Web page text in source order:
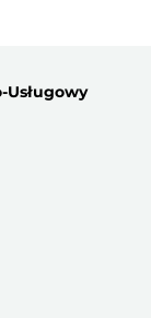
Usługowy